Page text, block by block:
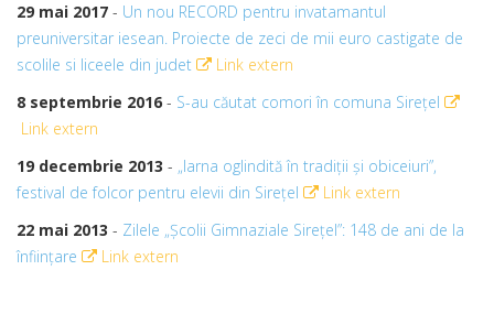
29 mai 2017 - Un nou RECORD pentru invatamantul
preuniversitar iesean. Proiecte de zeci de mii euro castigate de
scolile si liceele din judet
Link extern
8 septembrie 2016 - S-au căutat comori în comuna Sirețel
Link extern
19 decembrie 2013 - „Iarna oglindită în tradiţii şi obiceiuri”,
festival de folcor pentru elevii din Sirețel
Link extern
22 mai 2013 - Zilele „Şcolii Gimnaziale Sireţel”: 148 de ani de la
înfiinţare
Link extern